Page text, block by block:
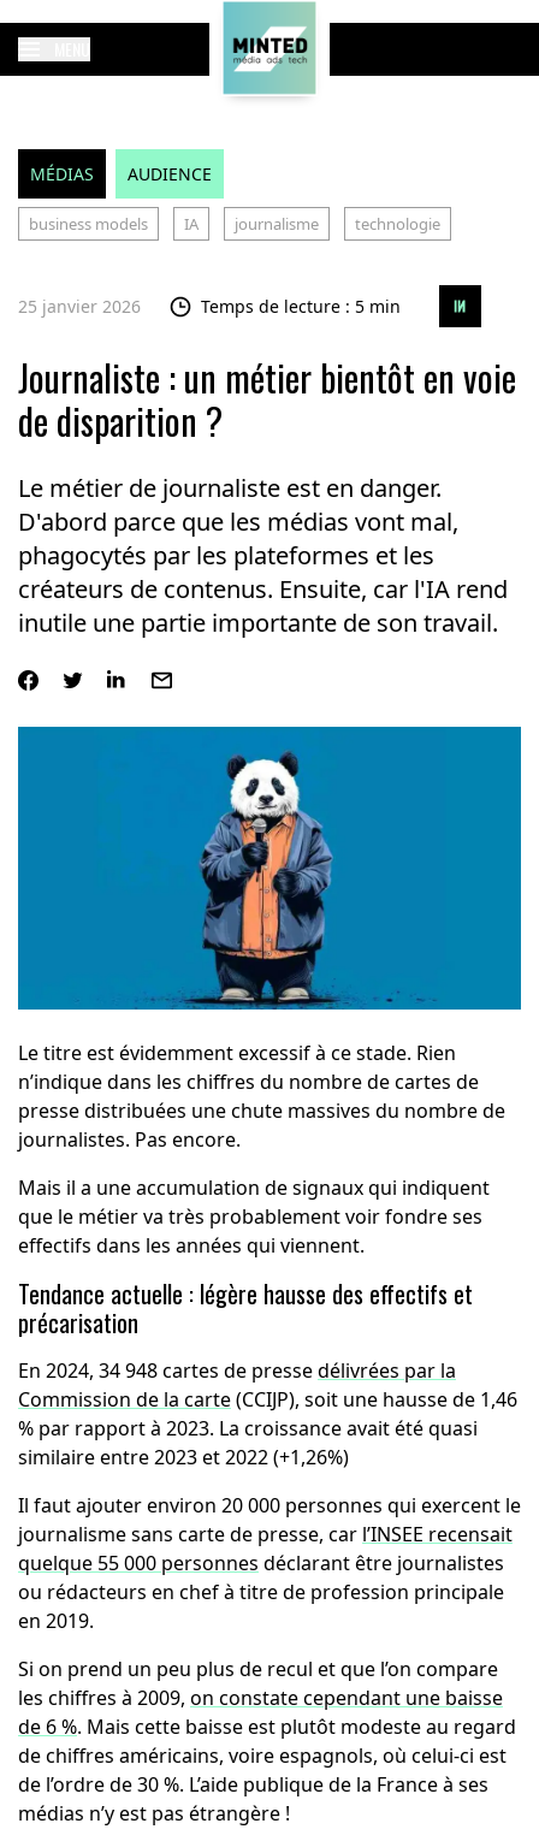
MÉDIAS AUDIENCE
business models IA journalisme technologie
25 janvier 2026 Temps de lecture : 5 min
Journaliste : un métier bientôt en voie
de disparition ?
Le métier de journaliste est en danger.
D'abord parce que les médias vont mal,
phagocytés par les plateformes et les
créateurs de contenus. Ensuite, car l'IA rend
inutile une partie importante de son travail.
Le titre est évidemment excessif à ce stade. Rien
n’indique dans les chiffres du nombre de cartes de
presse distribuées une chute massives du nombre de
journalistes. Pas encore.
Mais il a une accumulation de signaux qui indiquent
que le métier va très probablement voir fondre ses
effectifs dans les années qui viennent.
Tendance actuelle : légère hausse des effectifs et
précarisation
En 2024, 34 948 cartes de pressedélivrées par la
Commission de la carte(CCIJP), soit une hausse de 1,46
% par rapport à 2023. La croissance avait été quasi
similaire entre 2023 et 2022 (+1,26%)
Il faut ajouter environ 20 000 personnes qui exercent le
journalisme sans carte de presse, car l’INSEE recensait
quelque 55 000 personnes déclarant être journalistes
ou rédacteurs en chef à titre de profession principale
en 2019.
Si on prend un peu plus de recul et que l’on compare
les chiffres à 2009, on constate cependant une baisse
de 6 %. Mais cette baisse est plutôt modeste au regard
de chiffres américains, voire espagnols, où celui-ci est
de l’ordre de 30 %. L’aide publique de la France à ses
médias n’y est pas étrangère !